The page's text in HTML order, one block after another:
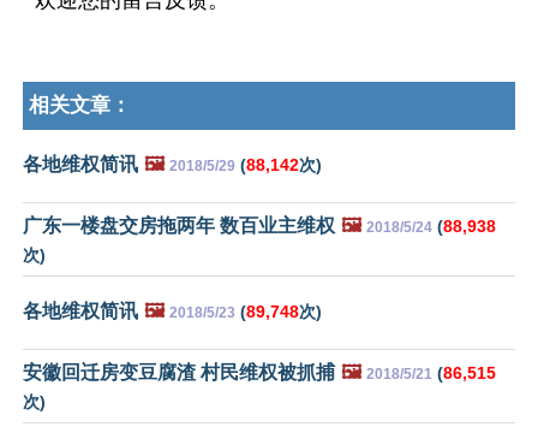
相关文章：
各地维权简讯 🖼️ 2018/5/29 (88,142次)
广东一楼盘交房拖两年 数百业主维权 🖼️ 2018/5/24 (88,938
次)
各地维权简讯 🖼️ 2018/5/23 (89,748次)
安徽回迁房变豆腐渣 村民维权被抓捕 🖼️ 2018/5/21 (86,515
次)